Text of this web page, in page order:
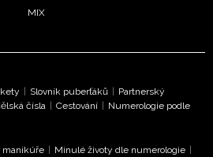
MIX
| Slovník puberťáků | Partnerský
čísla | Cestování | Numerologie podle
manikúře | Minulé životy dle numerologie |